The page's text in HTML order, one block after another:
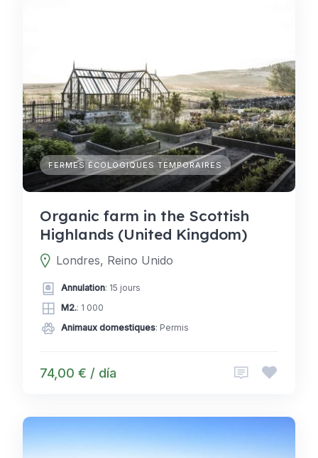
FERMES ÉCOLOGIQUES TEMPORAIRES
Organic farm in the Scottish
Highlands (United Kingdom)
Londres, Reino Unido
Annulation: 15 jours
M2.: 1 000
Animaux domestiques: Permis
74,00 € / día